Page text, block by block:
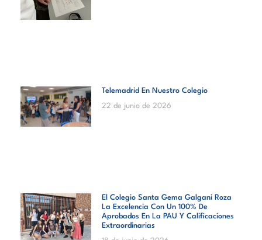
Telemadrid En Nuestro Colegio
22 de junio de 2026
El Colegio Santa Gema Galgani Roza
La Excelencia Con Un 100% De
Aprobados En La PAU Y Calificaciones
Extraordinarias